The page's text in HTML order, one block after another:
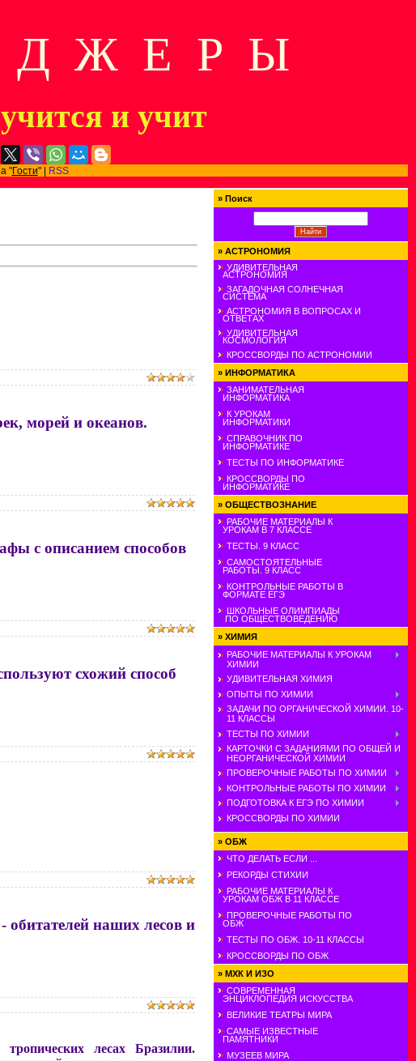
Д Ж Е Р Ы
и учит
"Гости" |
RSS
морей и океанов.
с описанием способов
схожий способ
обитателей наших лесов и
лесах Бразилии.
» Поиск
» АСТРОНОМИЯ
УДИВИТЕЛЬНАЯ
АСТРОНОМИЯ
ЗАГАДОЧНАЯ СОЛНЕЧНАЯ
СИСТЕМА
АСТРОНОМИЯ В ВОПРОСАХ И
ОТВЕТАХ
УДИВИТЕЛЬНАЯ
КОСМОЛОГИЯ
КРОССВОРДЫ ПО АСТРОНОМИИ
» ИНФОРМАТИКА
ЗАНИМАТЕЛЬНАЯ
ИНФОРМАТИКА
К УРОКАМ
ИНФОРМАТИКИ
СПРАВОЧНИК ПО
ИНФОРМАТИКЕ
ТЕСТЫ ПО ИНФОРМАТИКЕ
КРОССВОРДЫ ПО
ИНФОРМАТИКЕ
» ОБЩЕСТВОЗНАНИЕ
РАБОЧИЕ МАТЕРИАЛЫ К
УРОКАМ В 7 КЛАССЕ
ТЕСТЫ. 9 КЛАСС
САМОСТОЯТЕЛЬНЫЕ
РАБОТЫ. 9 КЛАСС
КОНТРОЛЬНЫЕ РАБОТЫ В
ФОРМАТЕ ЕГЭ
ШКОЛЬНЫЕ ОЛИМПИАДЫ
ПО ОБЩЕСТВОВЕДЕНИЮ
» ХИМИЯ
РАБОЧИЕ МАТЕРИАЛЫ К УРОКАМ
ХИМИИ
УДИВИТЕЛЬНАЯ ХИМИЯ
ОПЫТЫ ПО ХИМИИ
ЗАДАЧИ ПО ОРГАНИЧЕСКОЙ ХИМИИ. 10-
11 КЛАССЫ
ТЕСТЫ ПО ХИМИИ
КАРТОЧКИ С ЗАДАНИЯМИ ПО ОБЩЕЙ И
НЕОРГАНИЧЕСКОЙ ХИМИИ
ПРОВЕРОЧНЫЕ РАБОТЫ ПО ХИМИИ
КОНТРОЛЬНЫЕ РАБОТЫ ПО ХИМИИ
ПОДГОТОВКА К ЕГЭ ПО ХИМИИ
КРОССВОРДЫ ПО ХИМИИ
» ОБЖ
ЧТО ДЕЛАТЬ ЕСЛИ ...
РЕКОРДЫ СТИХИИ
РАБОЧИЕ МАТЕРИАЛЫ К
УРОКАМ ОБЖ В 11 КЛАССЕ
ПРОВЕРОЧНЫЕ РАБОТЫ ПО
ОБЖ
ТЕСТЫ ПО ОБЖ. 10-11 КЛАССЫ
КРОССВОРДЫ ПО ОБЖ
» МХК И ИЗО
СОВРЕМЕННАЯ
ЭНЦИКЛОПЕДИЯ ИСКУССТВА
ВЕЛИКИЕ ТЕАТРЫ МИРА
САМЫЕ ИЗВЕСТНЫЕ
ПАМЯТНИКИ
МУЗЕЕВ МИРА